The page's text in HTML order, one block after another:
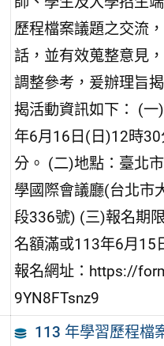
歷程檔案議題之交流
話，並有效蒐整意見
調整參考，爰辦理旨
揭活動資訊如下： (
年6月16日(日)12時
分。 (二)地點：臺北
學國際會議廳(台北市
段336號) (三)報名期
名額滿或113年6月15
報名網址：https://
9YN8FTsnz9
113 年學習歷程檔